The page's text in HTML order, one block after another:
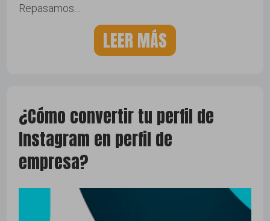
Repasamos…
LEER MÁS
¿Cómo convertir tu perfil de
Instagram en perfil de
empresa?